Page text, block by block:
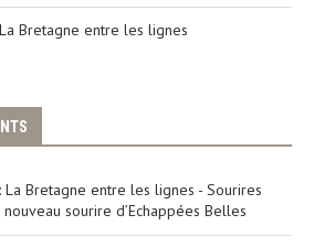
Bretagne entre les lignes
La Bretagne entre les lignes - Sourires
nouveau sourire d’Echappées Belles